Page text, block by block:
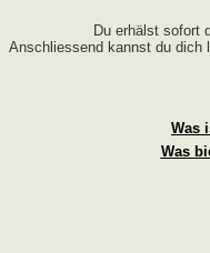
Du erhälst sofort
Anschliessend kannst du dich
Was
Was